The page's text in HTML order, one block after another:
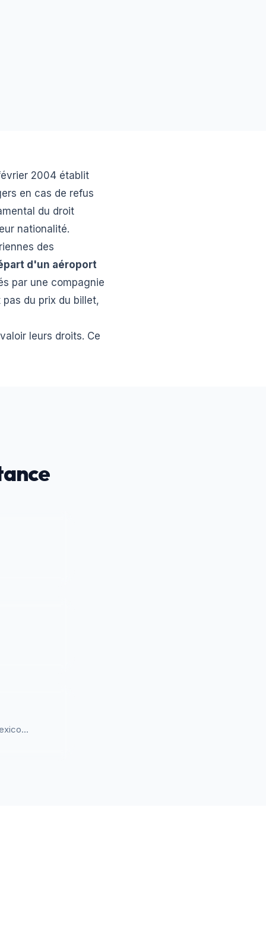
2004 établit
en cas de refus
du droit
nationalité.
des
d'un aéroport
par une compagnie
du prix du billet,
leurs droits. Ce